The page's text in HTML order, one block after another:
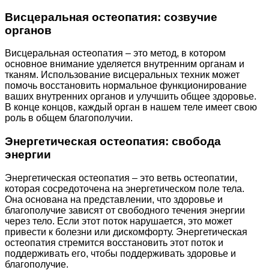
Висцеральная остеопатия: созвучие
органов
Висцеральная остеопатия – это метод, в котором
основное внимание уделяется внутренним органам и
тканям. Использование висцеральных техник может
помочь восстановить нормальное функционирование
ваших внутренних органов и улучшить общее здоровье.
В конце концов, каждый орган в нашем теле имеет свою
роль в общем благополучии.
Энергетическая остеопатия: свобода
энергии
Энергетическая остеопатия – это ветвь остеопатии,
которая сосредоточена на энергетическом поле тела.
Она основана на представлении, что здоровье и
благополучие зависят от свободного течения энергии
через тело. Если этот поток нарушается, это может
привести к болезни или дискомфорту. Энергетическая
остеопатия стремится восстановить этот поток и
поддерживать его, чтобы поддерживать здоровье и
благополучие.